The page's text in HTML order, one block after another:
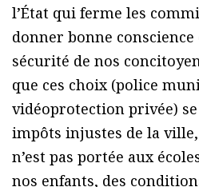
l’État qui ferme les
donner bonne
sécurité de nos
que ces choix (police
vidéoprotection privée)
impôts injustes de la
n’est pas portée aux
nos enfants, des